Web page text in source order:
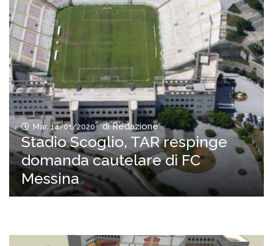
Mar, 14/01/2020 di Redazione
Stadio Scoglio, TAR respinge
domanda cautelare di FC
Messina